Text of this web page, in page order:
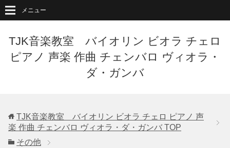
TJK音楽教室 バイオリン ビオラ チェロ
ピアノ 声楽 作曲 チェンバロ ヴィオラ・
ダ・ガンバ
メニュー
TJK音楽教室 バイオリン ビオラ チェロ ピアノ 声
楽 作曲 チェンバロ ヴィオラ・ダ・ガンバ TOP
その他